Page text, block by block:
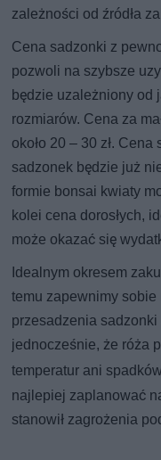
zależności od źródła
Cena sadzonki z
pozwoli na szybsze
będzie uzależniony od
rozmiarów. Cena za
około 20 – 30 zł.
sadzonek będzie już
formie bonsai kwiaty
kolei cena dorosłych,
może okazać się
Idealnym okresem
temu zapewnimy
przesadzenia
jednocześnie, że róża
temperatur ani
najlepiej zaplanować
stanowił zagrożenia